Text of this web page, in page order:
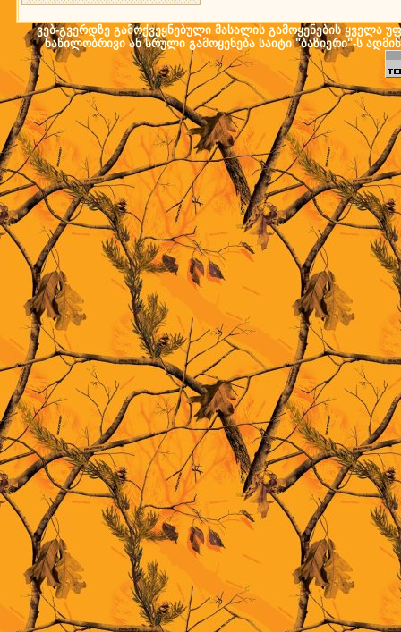
ვებ-გვერდზე გამოქვეყნებული მასალის გამოყენების ყველა
ნაწილობრივი ან სრული გამოყენება საიტი "ბაზიერი"-ს